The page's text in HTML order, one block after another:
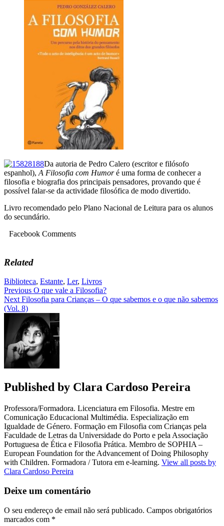
Da autoria de Pedro Calero (escritor e filósofo
espanhol), A Filosofia com Humoré uma forma de conhecer a
filosofia e biografia dos principais pensadores, provando que é
possível falar-se da actividade filosófica de modo divertido.
Livro recomendado pelo Plano Nacional de Leitura para os alunos
do secundário.
Facebook Comments
Related
Biblioteca, Estante, Ler, Livros
Navegação
de
artigos
Previous O que vale a Filosofia?
Next Filosofia para Crianças – O que sabemos e o que não sabemos
(Vol. 8)
Published by Clara Cardoso Pereira
Professora/Formadora. Licenciatura em Filosofia. Mestre em
Comunicação Educacional Multimédia. Especialização em
Igualdade de Género. Formação em Filosofia com Crianças pela
Faculdade de Letras da Universidade do Porto e pela Associação
Portuguesa de Ética e Filosofia Prática. Membro de SOPHIA –
European Foundation for the Advancement of Doing Philosophy
with Children. Formadora / Tutora em e-learning. View all posts by
Clara Cardoso Pereira
Deixe um comentário
O seu endereço de email não será publicado. Campos obrigatórios
marcados com *